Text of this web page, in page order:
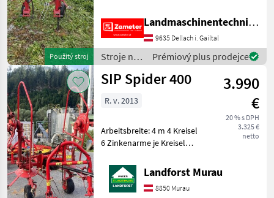
Použitý stroj
Kreiseln sind leicht, robust
und äußerst wendig Stroje
na zber objemových krm
Landmaschinentechnik Zameter Petra
9635 Dellach i. Gailtal
Stroje na
zber
objemových
SIP
Prémiový plus prodejce
SIP Spider 400
3.990
€
20 % s DPH
3.325 €
netto
R. v. 2013
Arbeitsbreite: 4 m 4 Kreisel
6 Zinkenarme je Kreisel
Grenzstreueinrichtung
Bereifung: 16 x 6.50 - 8
Stützfuß inkl. Gelenkwelle
Landforst Murau
8850 Murau